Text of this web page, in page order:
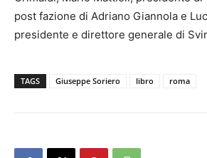
post fazione di Adriano Giannola e
presidente e direttore generale di
TAGS Giuseppe Soriero libro roma